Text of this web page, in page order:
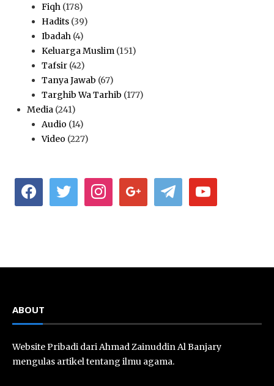
Fiqh (178)
Hadits (39)
Ibadah (4)
Keluarga Muslim (151)
Tafsir (42)
Tanya Jawab (67)
Targhib Wa Tarhib (177)
Media (241)
Audio (14)
Video (227)
facebook twitter instagramgoogle telegram youtube
ABOUT
Website Pribadi dari Ahmad Zainuddin Al Banjary
mengulas artikel tentang ilmu agama.